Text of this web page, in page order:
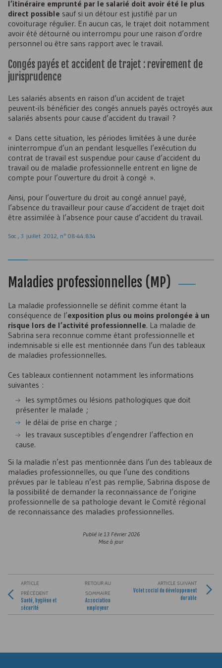
l’itinéraire emprunté par le salarié doit avoir été le plus
direct possible sauf si un détour est justifié par un
covoiturage régulier. En aucun cas, le trajet doit notamment
avoir été détourné ou interrompu pour une raison d’ordre
personnel ou être sans rapport avec le travail.
Congés payés et accident de trajet : revirement de
jurisprudence
Les salariés absents en raison d’un accident de trajet
peuvent-ils bénéficier des congés annuels payés octroyés aux
salariés absents pour cause d’accident du travail ?
« Dans cette situation, les périodes limitées à une durée
ininterrompue d’un an pendant lesquelles l’exécution du
contrat de travail est suspendue pour cause d’accident du
travail ou de maladie professionnelle entrent en ligne de
compte pour l’ouverture du droit à congé ».
Ainsi, pour l’ouverture du droit au congé annuel payé,
l’absence du travailleur pour cause d’accident de trajet doit
être assimilée à l’absence pour cause d’accident du travail.
Soc., 3 juillet 2012, n° 08-44.834
Maladies professionnelles ( MP)
La maladie professionnelle se définit comme étant la
conséquence de l’exposition plus ou moins prolongée à un
risque lors de l’activité professionnelle. La maladie de
Sabrina sera reconnue comme étant professionnelle et
indemnisable si elle est mentionnée dans l’un des tableaux
de maladies professionnelles.
Ces tableaux contiennent notamment les informations
suivantes :
les symptômes ou lésions pathologiques que doit
présenter le malade ;
le délai de prise en charge ;
les travaux susceptibles d’engendrer l’affection en
cause.
Si la maladie n’est pas mentionnée dans l’un des tableaux de
maladies professionnelles, ou que l’une des conditions
prévues par le tableau n’est pas remplie, Sabrina dispose de
la possibilité de demander la reconnaissance de l’origine
professionnelle de sa pathologie devant le Comité régional
de reconnaissance des maladies professionnelles.
Publié le 13 Février 2026
Mise à jour
ARTICLE
PRÉCÉDENT
Santé, hygiène et
sécurité
RETOUR AU
SOMMAIRE
Association
employeur
ARTICLE SUIVANT
Volet social du développement
durable